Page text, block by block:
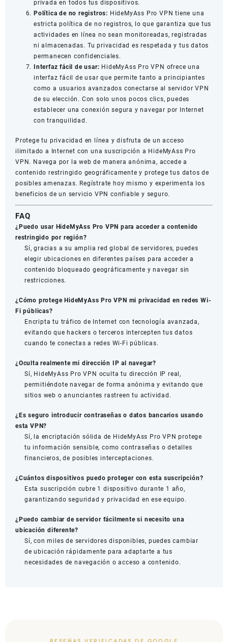
privada en todos tus dispositivos.
Política de no registros: HideMyAss Pro VPN tiene una
estricta política de no registros, lo que garantiza que tus
actividades en línea no sean monitoreadas, registradas
ni almacenadas. Tu privacidad es respetada y tus datos
permanecen confidenciales.
Interfaz fácil de usar: HideMyAss Pro VPN ofrece una
interfaz fácil de usar que permite tanto a principiantes
como a usuarios avanzados conectarse al servidor VPN
de su elección. Con solo unos pocos clics, puedes
establecer una conexión segura y navegar por Internet
con tranquilidad.
Protege tu privacidad en línea y disfruta de un acceso
ilimitado a Internet con una suscripción a HideMyAss Pro
VPN. Navega por la web de manera anónima, accede a
contenido restringido geográficamente y protege tus datos de
posibles amenazas. Regístrate hoy mismo y experimenta los
beneficios de un servicio VPN confiable y seguro.
FAQ
¿Puedo usar HideMyAss Pro VPN para acceder a contenido
restringido por región?
Sí, gracias a su amplia red global de servidores, puedes
elegir ubicaciones en diferentes países para acceder a
contenido bloqueado geográficamente y navegar sin
restricciones.
¿Cómo protege HideMyAss Pro VPN mi privacidad en redes Wi-
Fi públicas?
Encripta tu tráfico de Internet con tecnología avanzada,
evitando que hackers o terceros intercepten tus datos
cuando te conectas a redes Wi-Fi públicas.
¿Oculta realmente mi dirección IP al navegar?
Sí, HideMyAss Pro VPN oculta tu dirección IP real,
permitiéndote navegar de forma anónima y evitando que
sitios web o anunciantes rastreen tu actividad.
¿Es seguro introducir contraseñas o datos bancarios usando
esta VPN?
Sí, la encriptación sólida de HideMyAss Pro VPN protege
tu información sensible, como contraseñas o detalles
financieros, de posibles interceptaciones.
¿Cuántos dispositivos puedo proteger con esta suscripción?
Esta suscripción cubre 1 dispositivo durante 1 año,
garantizando seguridad y privacidad en ese equipo.
¿Puedo cambiar de servidor fácilmente si necesito una
ubicación diferente?
Sí, con miles de servidores disponibles, puedes cambiar
de ubicación rápidamente para adaptarte a tus
necesidades de navegación o acceso a contenido.